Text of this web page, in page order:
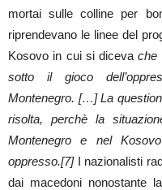
mortai sulle colline per
riprendevano le linee del
Kosovo in cui si dicevache
sotto il gioco
Montenegro. […] La
risolta, perchè la
Montenegro e nel
oppresso.[7]I nazionalisti
dai macedoni nonostante